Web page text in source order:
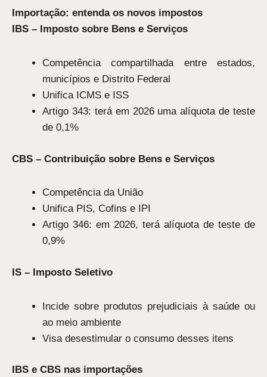
Importação: entenda os novos impostos
IBS – Imposto sobre Bens e Serviços
Competência compartilhada entre estados,
municípios e Distrito Federal
Unifica ICMS e ISS
Artigo 343: terá em 2026 uma alíquota de teste
de 0,1%
CBS – Contribuição sobre Bens e Serviços
Competência da União
Unifica PIS, Cofins e IPI
Artigo 346: em 2026, terá alíquota de teste de
0,9%
IS – Imposto Seletivo
Incide sobre produtos prejudiciais à saúde ou
ao meio ambiente
Visa desestimular o consumo desses itens
IBS e CBS nas importações